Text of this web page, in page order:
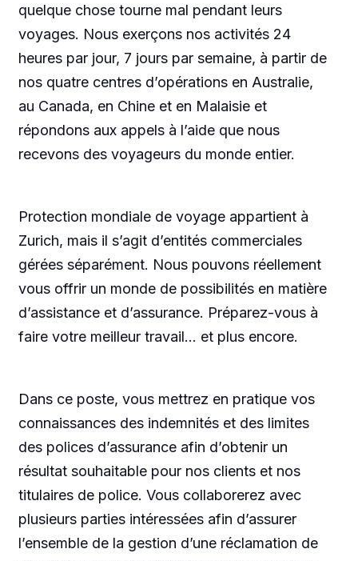
quelque chose tourne mal pendant leurs
voyages. Nous exerçons nos activités 24
heures par jour, 7 jours par semaine, à partir de
nos quatre centres d’opérations en Australie,
au Canada, en Chine et en Malaisie et
répondons aux appels à l’aide que nous
recevons des voyageurs du monde entier.
Protection mondiale de voyage appartient à
Zurich, mais il s’agit d’entités commerciales
gérées séparément. Nous pouvons réellement
vous offrir un monde de possibilités en matière
d’assistance et d’assurance. Préparez-vous à
faire votre meilleur travail… et plus encore.
Dans ce poste, vous mettrez en pratique vos
connaissances des indemnités et des limites
des polices d’assurance afin d’obtenir un
résultat souhaitable pour nos clients et nos
titulaires de police. Vous collaborerez avec
plusieurs parties intéressées afin d’assurer
l’ensemble de la gestion d’une réclamation de